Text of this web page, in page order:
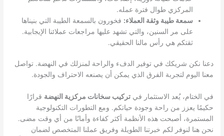
المركزي طوال فترة عمله.
سمعة طيبة وثقة العملاء: فخورون بالسمعة الطيبة التي بنيناها
على مر السنين، والتي تشهد عليها مراجعات عملائنا الإيجابية.
ثقتكم هي رأس مالنا الحقيقي.
دعنا نكن شريكك في توفير الدفء والراحة لمنزلك في النهضة. تواصل
معنا اليوم لتجربة الفرق الذي يمكن أن يصنعه الاحتراف والجودة.
في الختام، يُعد الاستثمار فيتركيب سخانات مركزية النهضة قرارًا
حكيمًا يعزز من راحة وجودة حياتكم. ومع التطورات التكنولوجية
المستمرة، أصبحت هذه الأنظمة أكثر كفاءة وأمانًا من أي وقت مضى.
نحن هنا لنوفر لكم خبرتنا الطويلة وفريق عملنا المتخصص لضمان